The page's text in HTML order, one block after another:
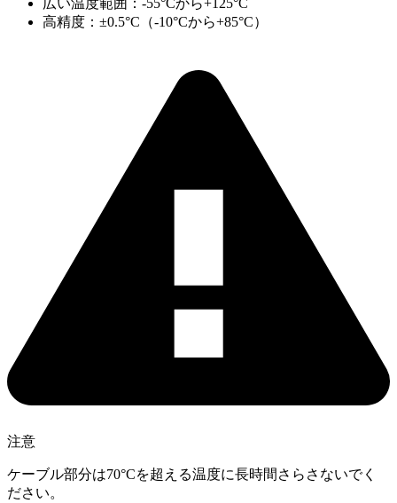
広い温度範囲：-55°Cから+125°C
高精度：±0.5°C（-10°Cから+85°C）
注意
ケーブル部分は70°Cを超える温度に長時間さらさないでく
ださい。